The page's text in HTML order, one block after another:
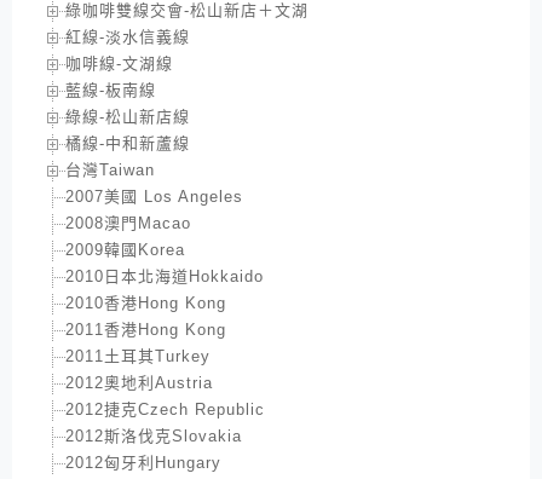
綠咖啡雙線交會-松山新店＋文湖
紅線-淡水信義線
咖啡線-文湖線
藍線-板南線
綠線-松山新店線
橘線-中和新蘆線
台灣Taiwan
2007美國 Los Angeles
2008澳門Macao
2009韓國Korea
2010日本北海道Hokkaido
2010香港Hong Kong
2011香港Hong Kong
2011土耳其Turkey
2012奧地利Austria
2012捷克Czech Republic
2012斯洛伐克Slovakia
2012匈牙利Hungary